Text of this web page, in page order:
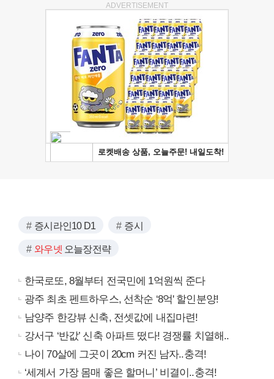
ADVERTISEMENT
증시라인10 D1 증시
와우넷 오늘장전략
한국로또, 8월부터 전국민에 1억원씩 준다
광주 최초 펜트하우스, 선착순 ‘8억' 할인분양!
남양주 한강뷰 신축, 전셋값에 내집마련!
강서구 ‘반값’ 신축 아파트 떴다! 경쟁률 치열해..
나이 70살에 그곳이 20cm 커진 남자..충격!
‘세계서 가장 몸매 좋은 할머니’ 비결이..충격!